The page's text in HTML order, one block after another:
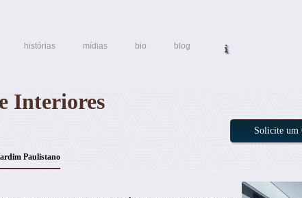
histórias mídias bio blog
Interiores
Paulistano
Solicite um